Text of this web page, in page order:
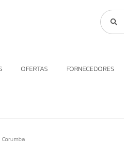
OFERTAS FORNECEDORES